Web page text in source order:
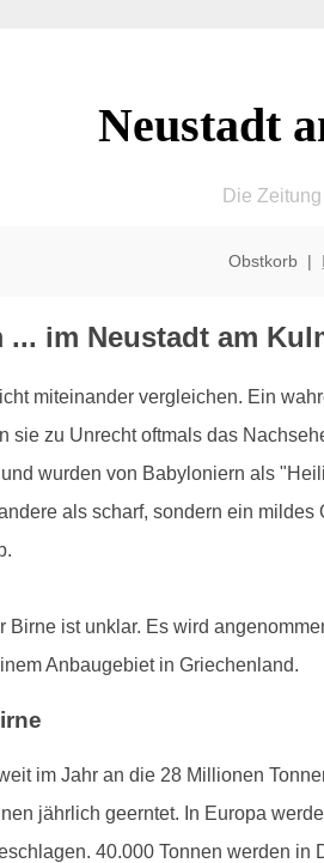
Neustadt
Die
Obstkorb |
... im Neustadt am
miteinander vergleichen. Ein
sie zu Unrecht oftmals das
wurden von Babyloniern als
als scharf, sondern ein
Birne ist unklar. Es wird
Anbaugebiet in Griechenland.
im Jahr an die 28 Millionen
jährlich geerntet. In Europa
40.000 Tonnen werden